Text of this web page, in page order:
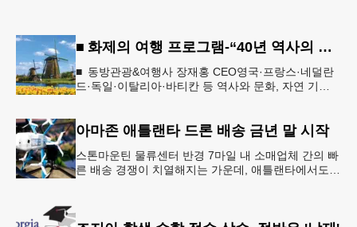
■ 화제의 여행 프로그램-“40년 역사의 신뢰… 서유럽 8개국 13일 대장정”
■ 동방관광&여행사 장재홍 CEO영국·프랑스·네덜란
드·독일·이탈리아·바티칸 등 역사와 문화, 자연 기
아마존 애틀랜타 드론 배송 금년 말 시작
스톤마운틴 물류센터 반경 7마일 내 소매업체 간의 빠
른 배송 경쟁이 치열해지는 가운데, 애틀랜타에서도